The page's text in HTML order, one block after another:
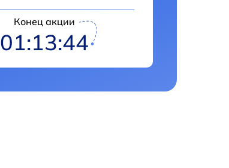
Конец акции
01:13:43